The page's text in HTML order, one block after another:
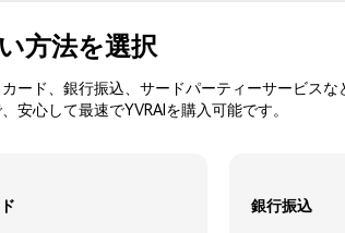
方法を選択
ード、銀行振込、サードパーティーサービス
安心して最速でYVRAIを購入可能です。
銀行振込